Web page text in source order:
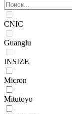
CNIC
Guanglu
INSIZE
Micron
Mitutoyo